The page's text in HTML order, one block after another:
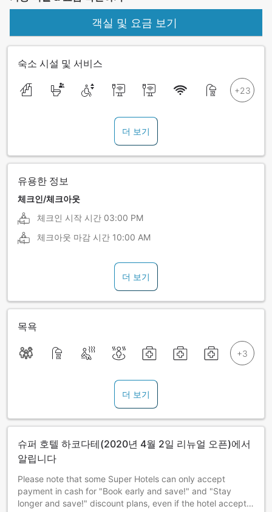
객실 및 요금 보기
숙소 시설 및 서비스
더 보기
유용한 정보
체크인/체크아웃
체크인 시작 시간 03:00 PM
체크아웃 마감 시간 10:00 AM
더 보기
목욕
더 보기
슈퍼 호텔 하코다테(2020년 4월 2일 리뉴얼 오픈)에서
알립니다
Please note that some Super Hotels can only accept
payment in cash for "Book early and save!" and "Stay
longer and save!" discount plans, even if the hotel accepts